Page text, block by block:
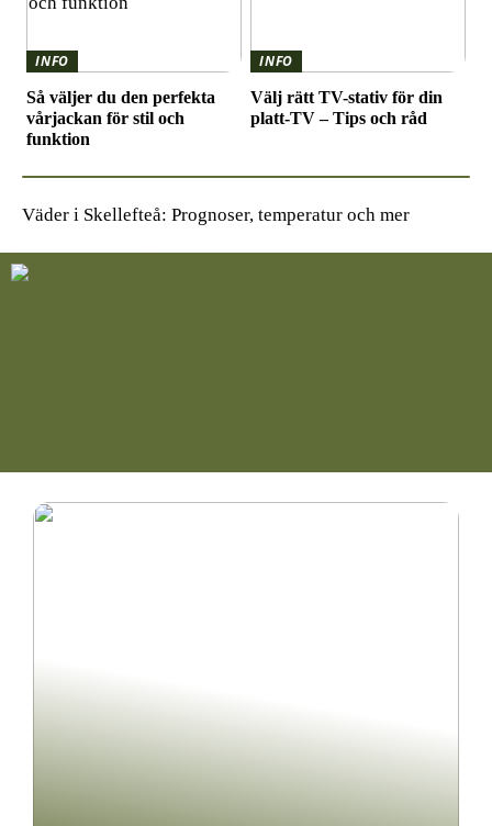
INFO
Så väljer du den perfekta
vårjackan för stil och
funktion
INFO
Välj rätt TV-stativ för din
platt-TV – Tips och råd
Väder i Skellefteå: Prognoser, temperatur och mer